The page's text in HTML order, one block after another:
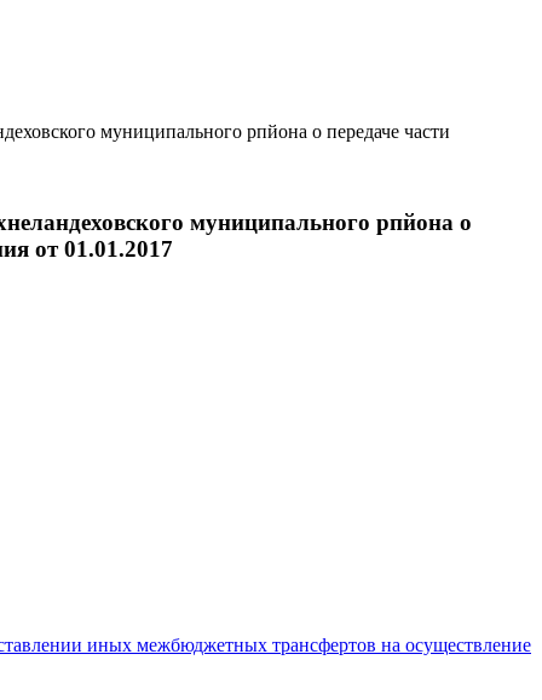
муниципального рпйона о передаче части
муниципального рпйона о
от 01.01.2017
иных межбюджетных трансфертов на осуществление